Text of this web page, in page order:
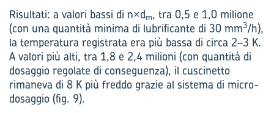
Risultati: a valori bassi di n×dm, tra 0,5 e 1,0 milione
(con una quantità minima di lubrificante di 30 mm3/h),
la temperatura registrata era più bassa di circa 2–3 K.
A valori più alti, tra 1,8 e 2,4 milioni (con quantità di
dosaggio regolate di conseguenza), il cuscinetto
rimaneva di 8 K più freddo grazie al sistema di micro-
dosaggio (fig. 9).